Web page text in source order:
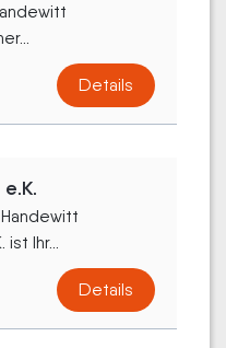
Details
Ihr...
Details